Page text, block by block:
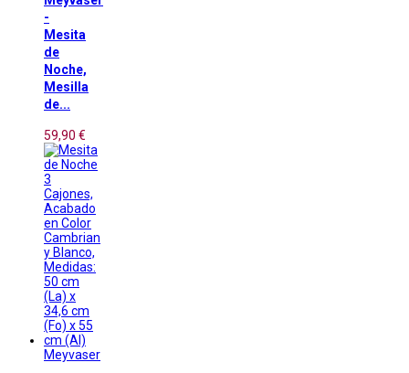
-
Mesita
de
Noche,
Mesilla
de...
59,90 €
Meyvaser